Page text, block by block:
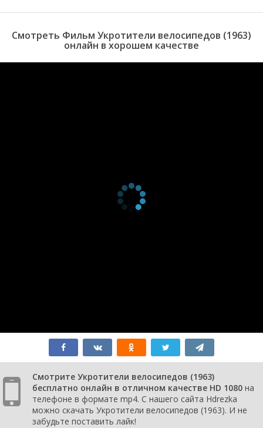
Смотреть Фильм Укротители велосипедов (1963)
онлайн в хорошем качестве
Смотрите Укротители велосипедов (1963)
бесплатно онлайн в отличном качестве HD 1080 на
телефоне в формате mp4. С нашего сайта Hdrezka
можно скачать Укротители велосипедов (1963). И не
забудьте поставить лайк!